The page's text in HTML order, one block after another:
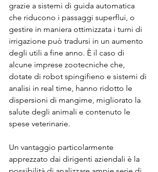
grazie a sistemi di guida automatica
che riducono i passaggi superflui, o
gestire in maniera ottimizzata i turni di
irrigazione può tradursi in un aumento
degli utili a fine anno. È il caso di
alcune imprese zootecniche che,
dotate di robot spingifieno e sistemi di
analisi in real time, hanno ridotto le
dispersioni di mangime, migliorato la
salute degli animali e contenuto le
spese veterinarie.
Un vantaggio particolarmente
apprezzato dai dirigenti aziendali è la